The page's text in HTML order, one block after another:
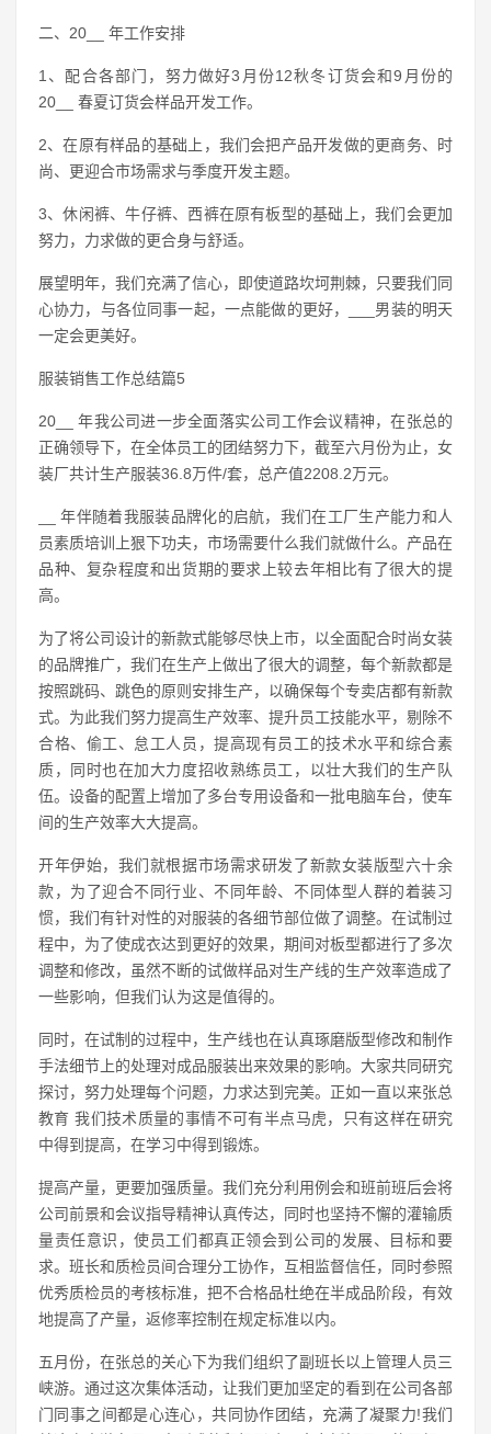
二、20__ 年工作安排
1、配合各部门，努力做好3月份12秋冬订货会和9月份的
20__ 春夏订货会样品开发工作。
2、在原有样品的基础上，我们会把产品开发做的更商务、时
尚、更迎合市场需求与季度开发主题。
3、休闲裤、牛仔裤、西裤在原有板型的基础上，我们会更加
努力，力求做的更合身与舒适。
展望明年，我们充满了信心，即使道路坎坷荆棘，只要我们同
心协力，与各位同事一起，一点能做的更好，___男装的明天
一定会更美好。
服装销售工作总结篇5
20__ 年我公司进一步全面落实公司工作会议精神，在张总的
正确领导下，在全体员工的团结努力下，截至六月份为止，女
装厂共计生产服装36.8万件/套，总产值2208.2万元。
__ 年伴随着我服装品牌化的启航，我们在工厂生产能力和人
员素质培训上狠下功夫，市场需要什么我们就做什么。产品在
品种、复杂程度和出货期的要求上较去年相比有了很大的提
高。
为了将公司设计的新款式能够尽快上市，以全面配合时尚女装
的品牌推广，我们在生产上做出了很大的调整，每个新款都是
按照跳码、跳色的原则安排生产，以确保每个专卖店都有新款
式。为此我们努力提高生产效率、提升员工技能水平，剔除不
合格、偷工、怠工人员，提高现有员工的技术水平和综合素
质，同时也在加大力度招收熟练员工，以壮大我们的生产队
伍。设备的配置上增加了多台专用设备和一批电脑车台，使车
间的生产效率大大提高。
开年伊始，我们就根据市场需求研发了新款女装版型六十余
款，为了迎合不同行业、不同年龄、不同体型人群的着装习
惯，我们有针对性的对服装的各细节部位做了调整。在试制过
程中，为了使成衣达到更好的效果，期间对板型都进行了多次
调整和修改，虽然不断的试做样品对生产线的生产效率造成了
一些影响，但我们认为这是值得的。
同时，在试制的过程中，生产线也在认真琢磨版型修改和制作
手法细节上的处理对成品服装出来效果的影响。大家共同研究
探讨，努力处理每个问题，力求达到完美。正如一直以来张总
教育 我们技术质量的事情不可有半点马虎，只有这样在研究
中得到提高，在学习中得到锻炼。
提高产量，更要加强质量。我们充分利用例会和班前班后会将
公司前景和会议指导精神认真传达，同时也坚持不懈的灌输质
量责任意识，使员工们都真正领会到公司的发展、目标和要
求。班长和质检员间合理分工协作，互相监督信任，同时参照
优秀质检员的考核标准，把不合格品杜绝在半成品阶段，有效
地提高了产量，返修率控制在规定标准以内。
五月份，在张总的关心下为我们组织了副班长以上管理人员三
峡游。通过这次集体活动，让我们更加坚定的看到在公司各部
门同事之间都是心连心，共同协作团结，充满了凝聚力!我们